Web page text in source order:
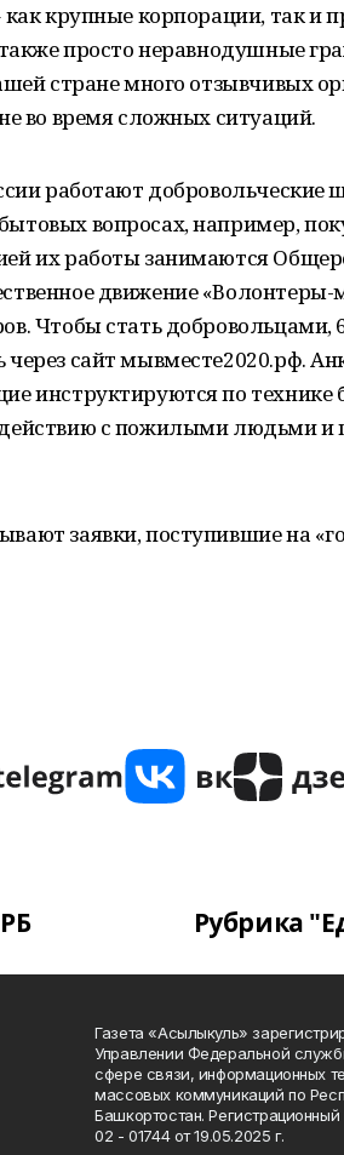
как крупные корпорации, так и
также просто неравнодушные
стране много отзывчивых
во время сложных ситуаций.
работают
вопросах, например,
их работы занимаются
движение
Чтобы стать добровольцами,
через сайт мывместе2020.рф.
инструктируются по технике
с пожилыми людьми и
заявки, поступившие на
Рубрика
Газета «Асылыкуль»
Управлении Федеральной
сфере связи, информационных
массовых коммуникаций по
Башкортостан.
02 - 01744 от 19.05.2025 г.